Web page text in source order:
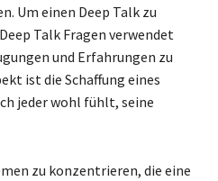
Um einen Deep Talk zu
Talk Fragen verwendet
und Erfahrungen zu
ist die Schaffung eines
jeder wohl fühlt, seine
zu konzentrieren, die eine